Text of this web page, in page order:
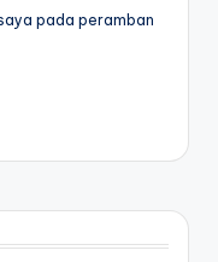
pada peramban